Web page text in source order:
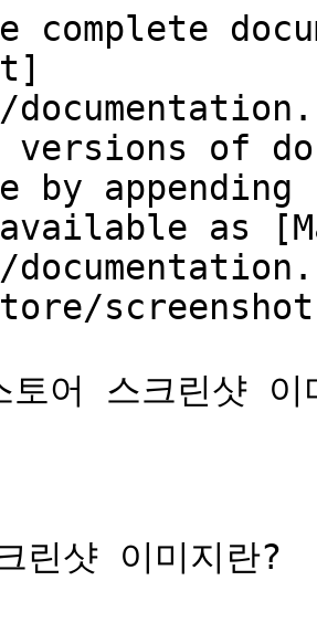
complete
versions of
by
as
토어 스크린샷 이
샷 이미지란?